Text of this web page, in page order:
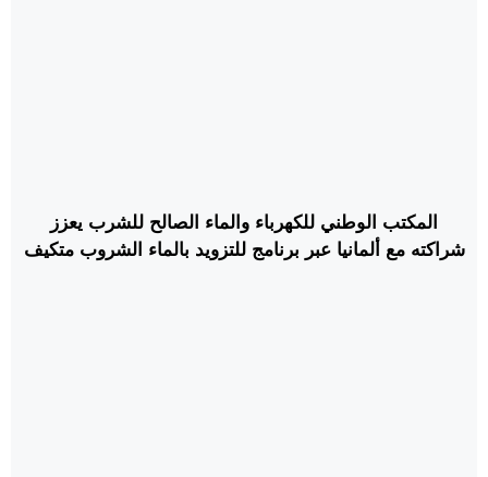
المكتب الوطني للكهرباء والماء الصالح للشرب يعزز
شراكته مع ألمانيا عبر برنامج للتزويد بالماء الشروب متكيف